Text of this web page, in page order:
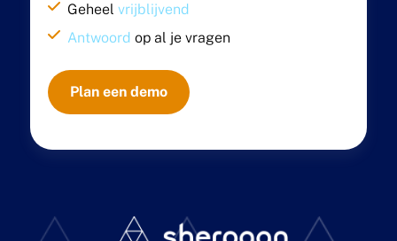
Geheelvrijblijvend
Antwoord op al je vragen
Plan een demo